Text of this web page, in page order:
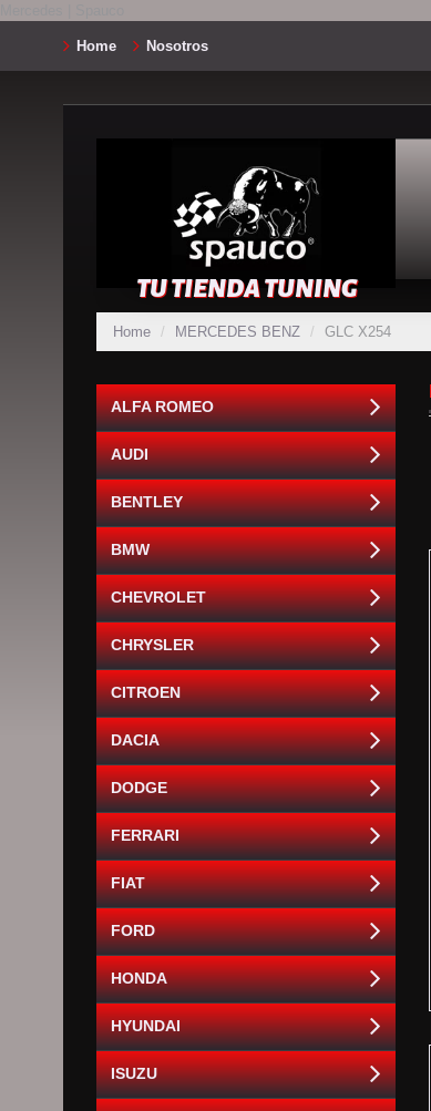
Home Nosotros
TU TIENDA TUNING
Home MERCEDES BENZ GLC X254
ALFA ROMEO
AUDI
BENTLEY
BMW
CHEVROLET
CHRYSLER
CITROEN
DACIA
DODGE
FERRARI
FIAT
FORD
HONDA
HYUNDAI
ISUZU